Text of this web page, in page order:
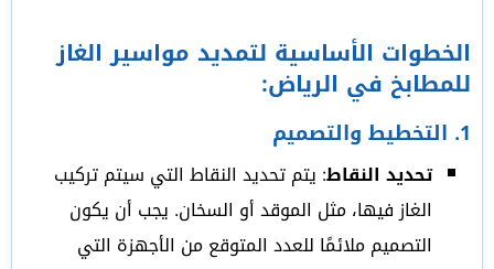
الخطوات الأساسية لتمديد مواسير الغاز
للمطابخ في الرياض:
1. التخطيط والتصميم
تحديد النقاط: يتم تحديد النقاط التي سيتم تركيب
الغاز فيها، مثل الموقد أو السخان. يجب أن يكون
التصميم ملائمًا للعدد المتوقع من الأجهزة التي